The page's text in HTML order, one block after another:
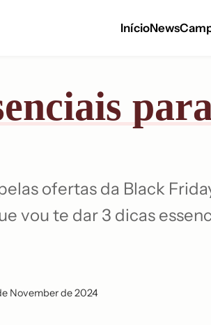
InícioNews
ofertas da Black
vou te dar 3 dicas
November de 2024